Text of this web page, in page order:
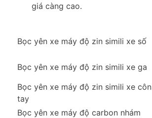
giá càng cao.
Bọc yên xe máy độ zin simili xe số
Bọc yên xe máy độ zin simili xe ga
Bọc yên xe máy độ zin simili xe côn
tay
Bọc yên xe máy độ carbon nhám